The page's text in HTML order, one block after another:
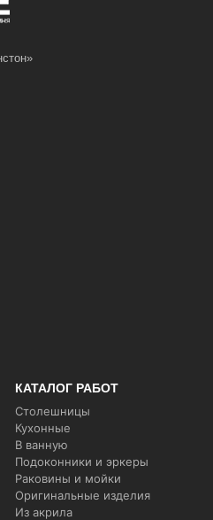
КАТАЛОГ РАБОТ
Столешницы
Кухонные
В ванную
Подоконники и эркеры
Раковины и мойки
Оригинальные изделия
Из акрила